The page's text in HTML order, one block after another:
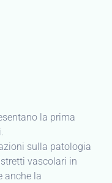
la prima
sulla patologia
vascolari in
anche la